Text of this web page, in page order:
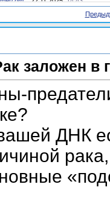
заложен в
ДНК